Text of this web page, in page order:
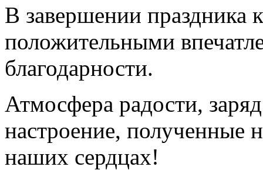
В завершении
положительными
благодарности.
Атмосфера радости,
настроение, полученные
наших сердцах!